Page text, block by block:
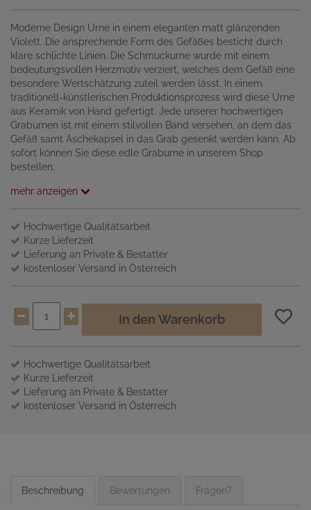
Moderne Design Urne in einem eleganten matt glänzenden
Violett. Die ansprechende Form des Gefäßes besticht durch
klare schlichte Linien. Die Schmuckurne wurde mit einem
bedeutungsvollen Herzmotiv verziert, welches dem Gefäß eine
besondere Wertschätzung zuteil werden lässt. In einem
traditionell-künstlerischen Produktionsprozess wird diese Urne
aus Keramik von Hand gefertigt. Jede unserer hochwertigen
Graburnen ist mit einem stilvollen Band versehen, an dem das
Gefäß samt Aschekapsel in das Grab gesenkt werden kann. Ab
sofort können Sie diese edle Graburne in unserem Shop
bestellen.
mehr anzeigen
Hochwertige Qualitätsarbeit
Kurze Lieferzeit
Lieferung an Private & Bestatter
kostenloser Versand in Österreich
In den Warenkorb
Hochwertige Qualitätsarbeit
Kurze Lieferzeit
Lieferung an Private & Bestatter
kostenloser Versand in Österreich
Beschreibung Bewertungen Fragen?